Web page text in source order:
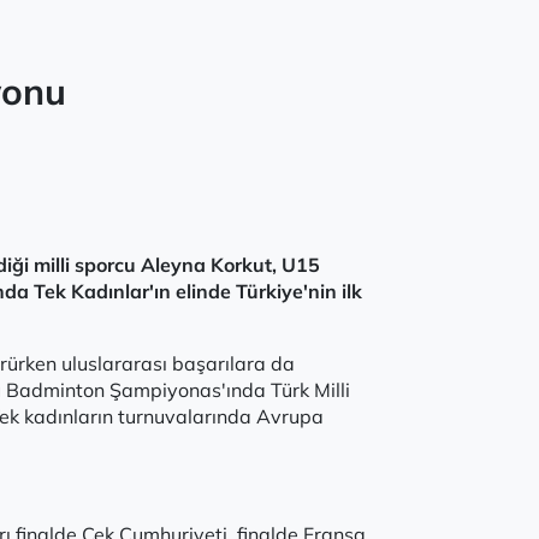
milli sporcu Aleyna Korkut, U15
Tek Kadınlar'ın elinde Türkiye'nin ilk
uluslararası başarılara da
Şampiyonas'ında Türk Milli
kadınların turnuvalarında Avrupa
finalde Çek Cumhuriyeti, finalde Fransa